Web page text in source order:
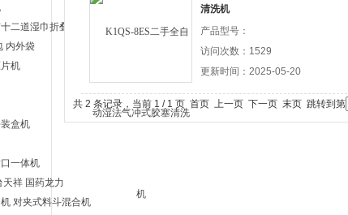
二道湿巾折叠机
内外袋
机
盒机
一体机
祥 国药龙力
对夹式料斗混合机
清洗机
产品型号：
访问次数：1529
更新时间：2025-05-20
共 2 条记录，当前 1 / 1 页 首页 上一页 下一页 末页 跳转到第